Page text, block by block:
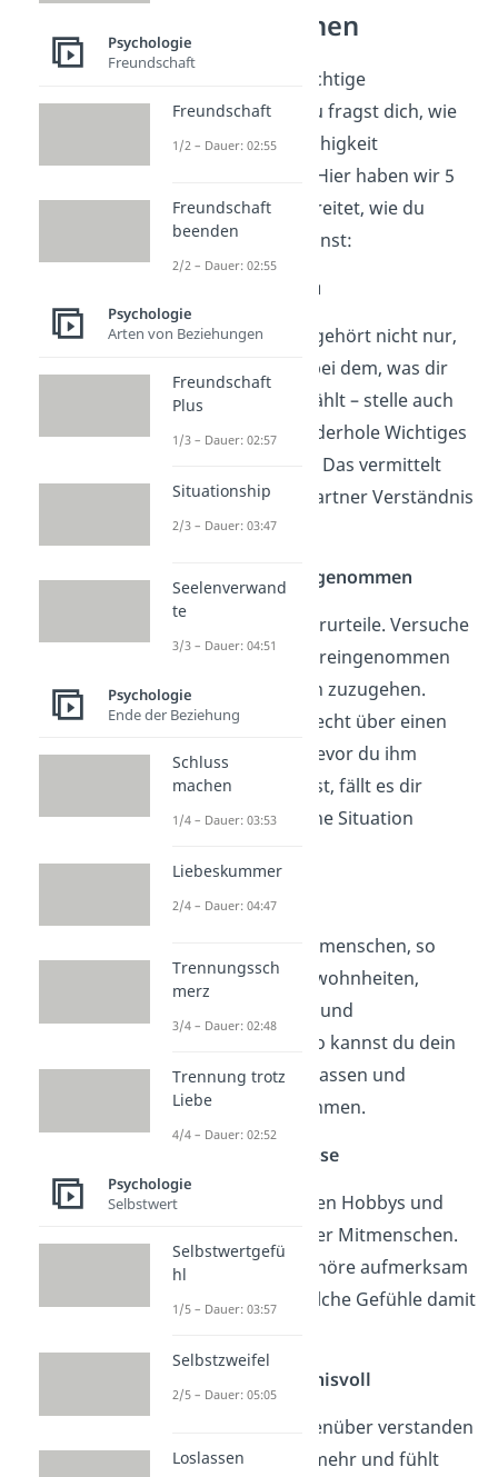
Empathie lernen
Empathie ist eine wichtige
Sozialkompetenz. Du fragst dich, wie
du deine Empathiefähigkeit
verbessern kannst? Hier haben wir 5
Tipps für dich vorbereitet, wie du
Empathie lernen kannst:
Tipp 1: Höre aktiv zu
Zu aktiven Zuhören gehört nicht nur,
dass du mitdenkst, bei dem, was dir
dein Gegenüber erzählt – stelle auch
Rückfragen und wiederhole Wichtiges
mit eigenen Worten. Das vermittelt
deinem Gesprächspartner Verständnis
und Wertschätzung.
Tipp 2: Sei unvoreingenommen
Jeder Mensch hat Vorurteile. Versuche
aber möglichst unvoreingenommen
auf andere Personen zuzugehen.
Wenn du schon schlecht über einen
Menschen denkst, bevor du ihm
überhaupt begegnest, fällt es dir
schwerer dich in seine Situation
Tipp 3: Beobachte
Beobachte deine Mitmenschen, so
erkennst du ihre Gewohnheiten,
typische Reaktionen und
Verhaltensweisen. So kannst du dein
Verhalten daran anpassen und
Rücksicht auf sie nehmen.
Tipp 4: Zeige Interesse
Zeige Interesse an den Hobbys und
Leidenschaften deiner Mitmenschen.
Frag aktiv nach und höre aufmerksam
zu. Achte darauf, welche Gefühle damit
Tipp 5: Sei verständnisvoll
Wenn sich dein Gegenüber verstanden
fühlt, öffnet er sich mehr und fühlt
Psychologie
Freundschaft
Freundschaft
1/2 – Dauer: 02:55
Freundschaft
beenden
2/2 – Dauer: 02:55
Psychologie
Arten von Beziehungen
Freundschaft
Plus
1/3 – Dauer: 02:57
Situationship
2/3 – Dauer: 03:47
Seelenverwand
te
3/3 – Dauer: 04:51
Psychologie
Ende der Beziehung
Schluss
machen
1/4 – Dauer: 03:53
Liebeskummer
2/4 – Dauer: 04:47
Trennungssch
merz
3/4 – Dauer: 02:48
Trennung trotz
Liebe
4/4 – Dauer: 02:52
Psychologie
Selbstwert
Selbstwertgefü
hl
1/5 – Dauer: 03:57
Selbstzweifel
2/5 – Dauer: 05:05
Loslassen